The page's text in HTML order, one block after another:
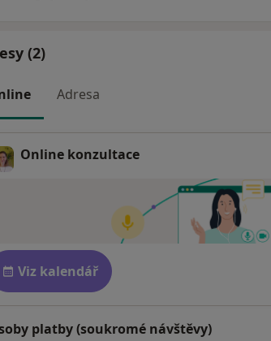
(2)
Adresa
Online konzultace
Viz kalendář
platby (soukromé návštěvy)